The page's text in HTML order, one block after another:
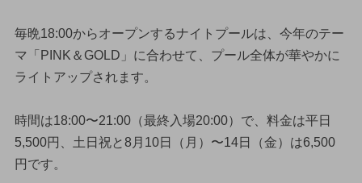
毎晩18:00からオープンするナイトプールは、今年のテー
マ「PINK＆GOLD」に合わせて、プール全体が華やかに
ライトアップされます。
時間は18:00〜21:00（最終入場20:00）で、料金は平日
5,500円、土日祝と8月10日（月）〜14日（金）は6,500
円です。